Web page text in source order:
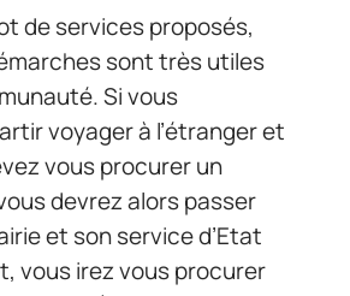
de services proposés,
sont très utiles
Si vous
voyager à l’étranger et
vous procurer un
devrez alors passer
et son service d’Etat
vous irez vous procurer